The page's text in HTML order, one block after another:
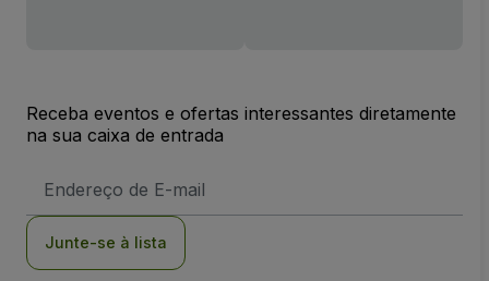
Receba eventos e ofertas interessantes diretamente
na sua caixa de entrada
de
Junte-se à lista